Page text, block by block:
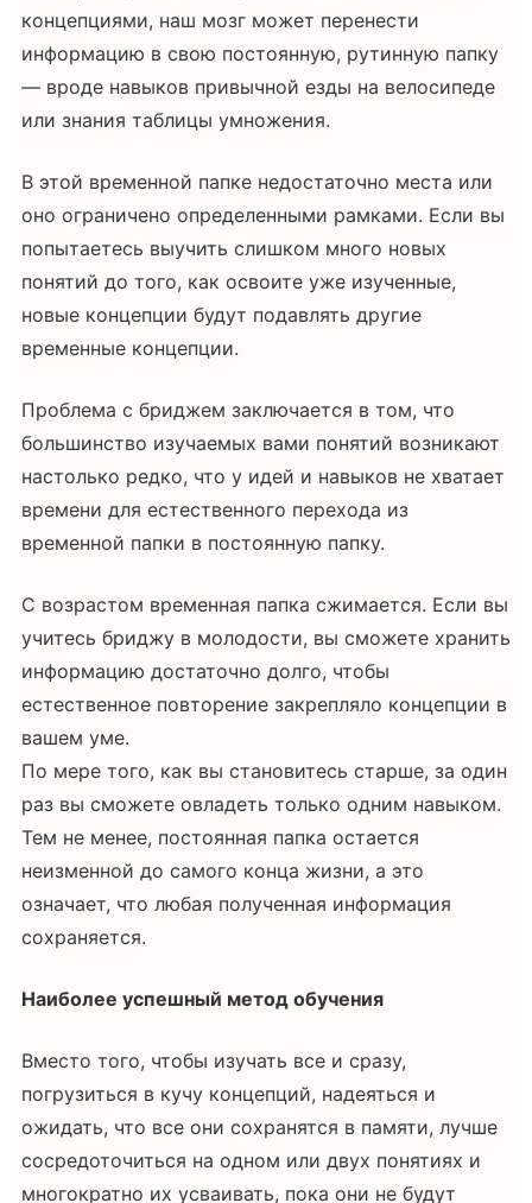
концепциями, наш мозг может перенести
информацию в свою постоянную, рутинную папку
— вроде навыков привычной езды на велосипеде
или знания таблицы умножения.
В этой временной папке недостаточно места или
оно ограничено определенными рамками. Если вы
попытаетесь выучить слишком много новых
понятий до того, как освоите уже изученные,
новые концепции будут подавлять другие
временные концепции.
Проблема с бриджем заключается в том, что
большинство изучаемых вами понятий возникают
настолько редко, что у идей и навыков не хватает
времени для естественного перехода из
временной папки в постоянную папку.
С возрастом временная папка сжимается. Если вы
учитесь бриджу в молодости, вы сможете хранить
информацию достаточно долго, чтобы
естественное повторение закрепляло концепции в
вашем уме.
По мере того, как вы становитесь старше, за один
раз вы сможете овладеть только одним навыком.
Тем не менее, постоянная папка остается
неизменной до самого конца жизни, а это
означает, что любая полученная информация
сохраняется.
Наиболее успешный метод обучения
Вместо того, чтобы изучать все и сразу,
погрузиться в кучу концепций, надеяться и
ожидать, что все они сохранятся в памяти, лучше
сосредоточиться на одном или двух понятиях и
многократно их усваивать, пока они не будут